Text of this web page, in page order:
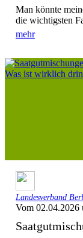
Man könnte
die wichtigsten
mehr
Landesverband
Vom 02.04.2026